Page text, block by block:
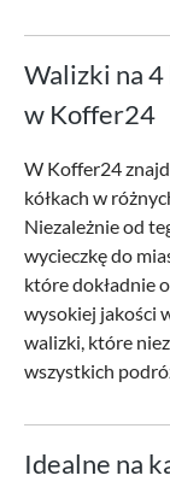
Walizki na 4
w Koffer24
W Koffer24
kółkach w
Niezależnie od
wycieczkę do
które dokładnie
wysokiej jakości
walizki, które
wszystkich
Idealne na